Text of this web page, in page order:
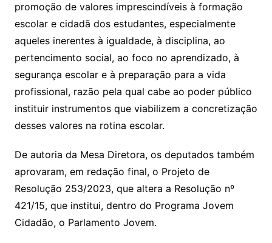
promoção de valores imprescindíveis à formação
escolar e cidadã dos estudantes, especialmente
aqueles inerentes à igualdade, à disciplina, ao
pertencimento social, ao foco no aprendizado, à
segurança escolar e à preparação para a vida
profissional, razão pela qual cabe ao poder público
instituir instrumentos que viabilizem a concretização
desses valores na rotina escolar.
De autoria da Mesa Diretora, os deputados também
aprovaram, em redação final, o Projeto de
Resolução 253/2023, que altera a Resolução nº
421/15, que institui, dentro do Programa Jovem
Cidadão, o Parlamento Jovem.